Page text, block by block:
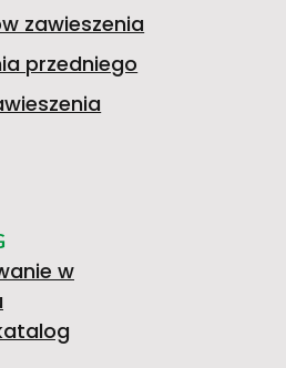
zawieszenia
przedniego
w